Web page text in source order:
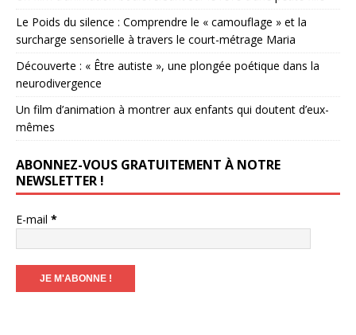
Le Poids du silence : Comprendre le « camouflage » et la
surcharge sensorielle à travers le court-métrage Maria
Découverte : « Être autiste », une plongée poétique dans la
neurodivergence
Un film d’animation à montrer aux enfants qui doutent d’eux-
mêmes
ABONNEZ-VOUS GRATUITEMENT À NOTRE
NEWSLETTER !
E-mail *